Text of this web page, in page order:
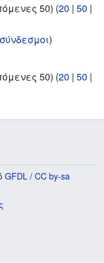
50) (20 | 50 |
)
50) (20 | 50 |
GFDL / CC by-sa